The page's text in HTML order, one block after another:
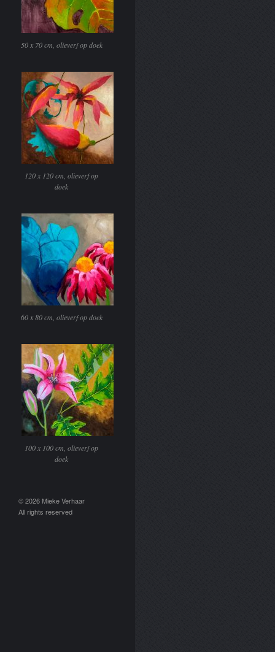
50 x 70 cm, olieverf op doek
120 x 120 cm, olieverf op
doek
60 x 80 cm, olieverf op doek
100 x 100 cm, olieverf op
doek
© 2026 Mieke Verhaar
All rights reserved